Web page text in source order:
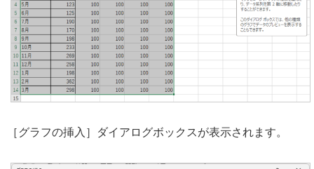
［グラフの挿入］ダイアログボックスが表示されます。